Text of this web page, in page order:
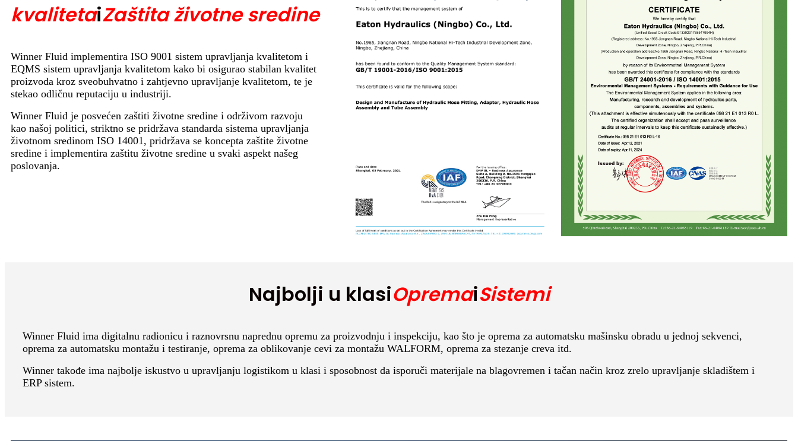
kvalitetaiZaštita životne sredine
Winner Fluid implementira ISO 9001 sistem upravljanja kvalitetom i
EQMS sistem upravljanja kvalitetom kako bi osigurao stabilan kvalitet
proizvoda kroz sveobuhvatno i zahtjevno upravljanje kvalitetom, te je
stekao odličnu reputaciju u industriji.
Winner Fluid je posvećen zaštiti životne sredine i održivom razvoju
kao našoj politici, striktno se pridržava standarda sistema upravljanja
životnom sredinom ISO 14001, pridržava se koncepta zaštite životne
sredine i implementira zaštitu životne sredine u svaki aspekt našeg
poslovanja.
Najbolji u klasiOpremaiSistemi
Winner Fluid ima digitalnu radionicu i raznovrsnu naprednu opremu za proizvodnju i inspekciju, kao što je oprema za automatsku mašinsku obradu u jednoj sekvenci,
oprema za automatsku montažu i testiranje, oprema za oblikovanje cevi za montažu WALFORM, oprema za stezanje creva itd.
Winner takođe ima najbolje iskustvo u upravljanju logistikom u klasi i sposobnost da isporuči materijale na blagovremen i tačan način kroz zrelo upravljanje skladištem i
ERP sistem.